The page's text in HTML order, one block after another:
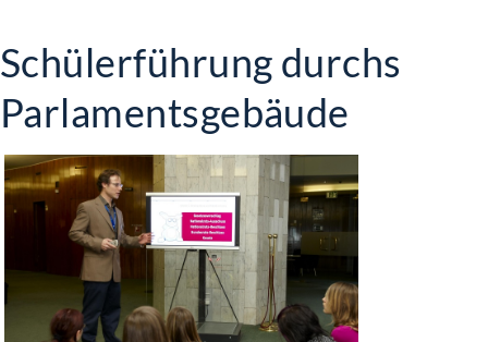
Schülerführung durchs
Parlamentsgebäude